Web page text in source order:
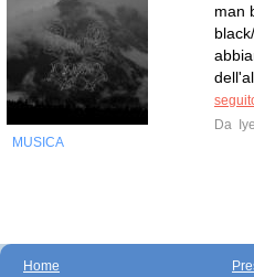
man
Da
MUSICA
Home